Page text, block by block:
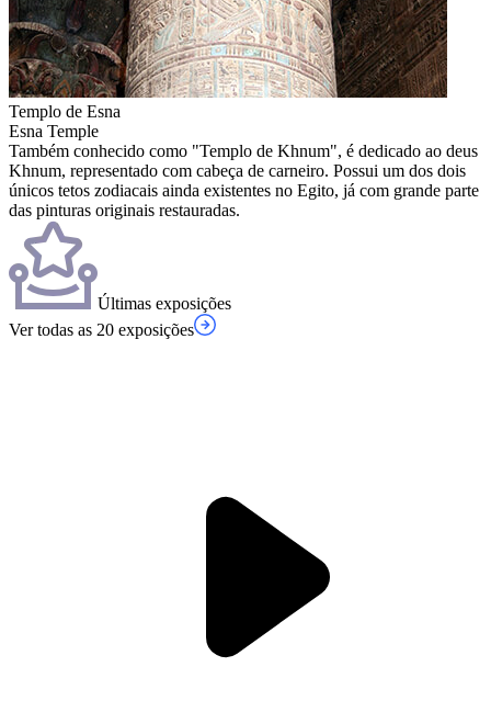
Templo de Esna
Esna Temple
Também conhecido como "Templo de Khnum", é dedicado ao deus
Khnum, representado com cabeça de carneiro. Possui um dos dois
únicos tetos zodiacais ainda existentes no Egito, já com grande parte
das pinturas originais restauradas.
Últimas exposições
Ver todas as 20 exposições